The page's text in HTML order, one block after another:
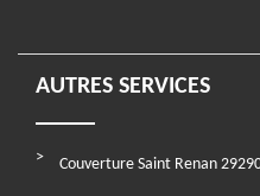
AUTRES SERVICES
Couverture Saint Renan